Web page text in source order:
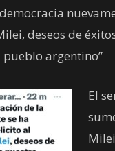
deseos de
argentino”
El